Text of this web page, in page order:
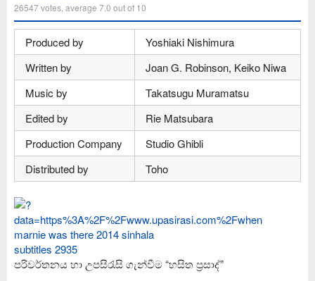
26547votes, average 7.0 out of 10
Produced by
Yoshiaki Nishimura
Written by
Joan G. Robinson, Keiko Niwa
Music by
Takatsugu Muramatsu
Edited by
Rie Matsubara
Production Company
Studio Ghibli
Distributed by
Toho
පරිවර්තනය හා උපසිරැසි ගැන්වීම “හසිත ප්‍රසාද්”